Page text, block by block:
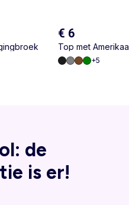
Top met
€ 6
+5
de
is er!